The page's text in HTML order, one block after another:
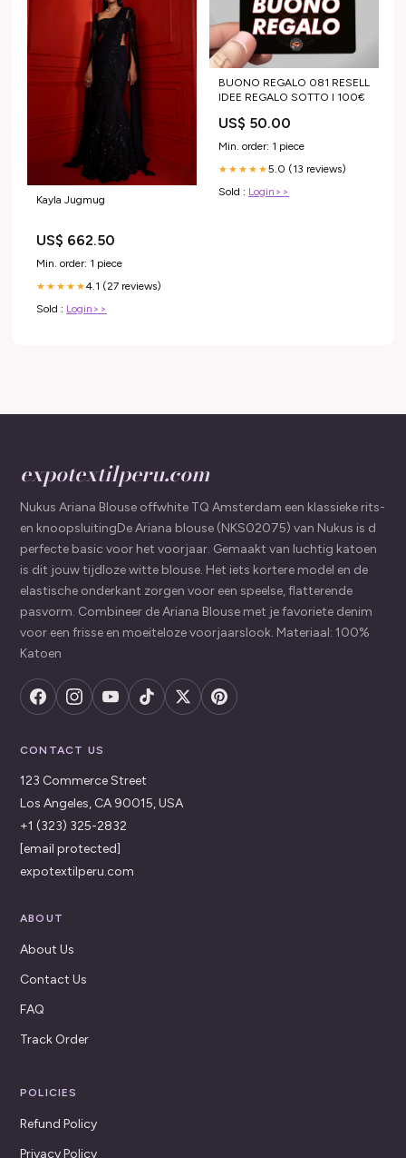
Kayla Jugmug
US$ 662.50
Min. order: 1 piece
★★★★★4.1 (27 reviews)
Sold : Login>>
BUONO REGALO 081 RESELL
IDEE REGALO SOTTO I 100€
US$ 50.00
Min. order: 1 piece
★★★★★5.0 (13 reviews)
Sold : Login>>
expotextilperu.com
Nukus Ariana Blouse offwhite TQ Amsterdam een klassieke rits-
en knoopsluitingDe Ariana blouse (NKS02075) van Nukus is d
perfecte basic voor het voorjaar. Gemaakt van luchtig katoen
is dit jouw tijdloze witte blouse. Het iets kortere model en de
elastische onderkant zorgen voor een speelse, flatterende
pasvorm. Combineer de Ariana Blouse met je favoriete denim
voor een frisse en moeiteloze voorjaarslook. Materiaal: 100%
Katoen
CONTACT US
123 Commerce Street
Los Angeles, CA 90015, USA
+1 (323) 325-2832
[email protected]
expotextilperu.com
ABOUT
About Us
Contact Us
FAQ
Track Order
POLICIES
Refund Policy
Privacy Policy